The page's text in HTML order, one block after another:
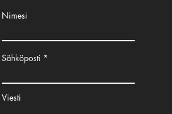
Nimesi
Sähköposti
Viesti